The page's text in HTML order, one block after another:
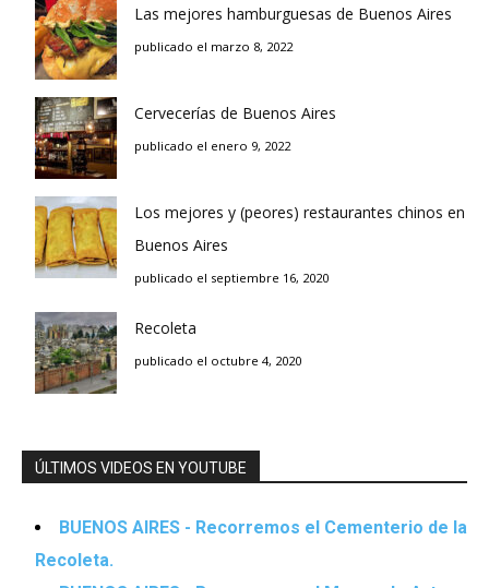
Las mejores hamburguesas de Buenos Aires
publicado el marzo 8, 2022
Cervecerías de Buenos Aires
publicado el enero 9, 2022
Los mejores y (peores) restaurantes chinos en
Buenos Aires
publicado el septiembre 16, 2020
Recoleta
publicado el octubre 4, 2020
ÚLTIMOS VIDEOS EN YOUTUBE
BUENOS AIRES - Recorremos el Cementerio de la
Recoleta.